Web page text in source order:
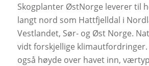
Skogplanter ØstNorge leverer til
langt nord som Hattfjelldal i
Vestlandet, Sør- og Øst Norge.
vidt forskjellige klimautfordringer.
også høyde over havet inn,